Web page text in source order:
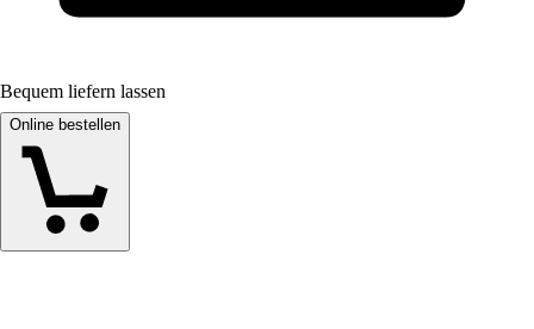
Bequem liefern lassen
Online bestellen